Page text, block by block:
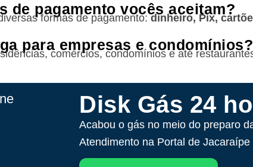
de pagamento vocês aceitam?
formas de pagamento:dinheiro, Pix,
para empresas e condomínios?
comércios, condomínios e até
Disk Gás 24
Acabou o gás no meio do preparo
Atendimento na Portal de